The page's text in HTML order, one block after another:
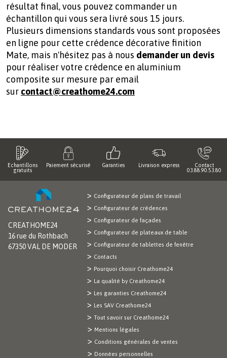
résultat final, vous pouvez commander un
échantillon qui vous sera livré sous 15 jours.
Plusieurs dimensions standards vous sont proposées
en ligne pour cette crédence décorative finition
Mate, mais n'hésitez pas à nous demander un devis
pour réaliser votre crédence en aluminium
composite sur mesure par email
sur contact@creathome24.com
Echantillons
gratuits
Paiement sécurisé Garanties Livraison express
Contact
03.88.90.53.80
CREATHOME24
16 rue du Rothbach
67350 VAL DE MODER
Configurateur de plans de travail
Configurateur de crédences
Configurateur de façades
Configurateur de plateaux de table
Configurateur de tablettes de fenêtre
Contacts
Pourquoi choisir Creathome24
La qualité by Creathome24
Les garanties Creathome24
Les SAV Creathome24
Tout savoir sur Creathome24
Mentions légales
Conditions générales de ventes
Données personnelles